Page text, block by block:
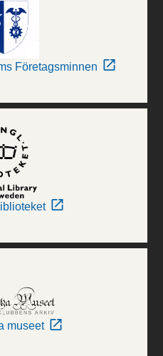
Företagsminnen
museet